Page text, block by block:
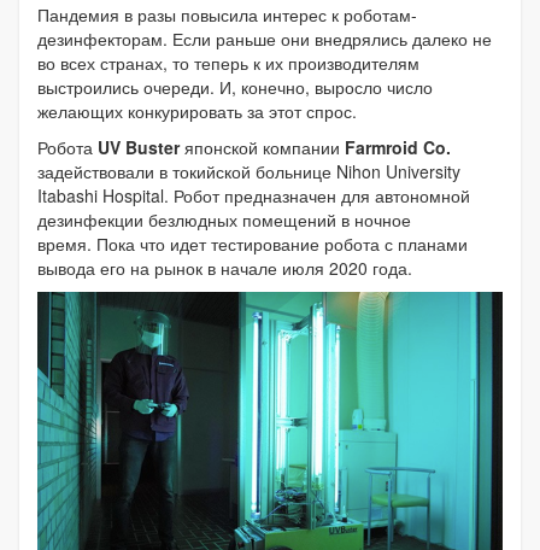
Пандемия в разы повысила интерес к роботам-
дезинфекторам. Если раньше они внедрялись далеко не
во всех странах, то теперь к их производителям
выстроились очереди. И, конечно, выросло число
желающих конкурировать за этот спрос.
Робота UV Busterяпонской компании Farmroid Co.
задействовали в токийской больнице Nihon University
Itabashi Hospital. Робот предназначен для автономной
дезинфекции безлюдных помещений в ночное
время. Пока что идет тестирование робота с планами
вывода его на рынок в начале июля 2020 года.